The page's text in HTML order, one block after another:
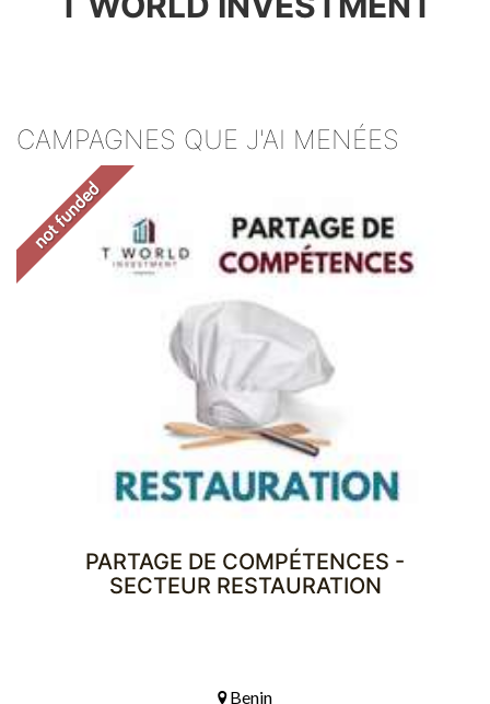
CAMPAGNES QUE J'AI MENÉES
PARTAGE DE COMPÉTENCES -
SECTEUR RESTAURATION
Benin